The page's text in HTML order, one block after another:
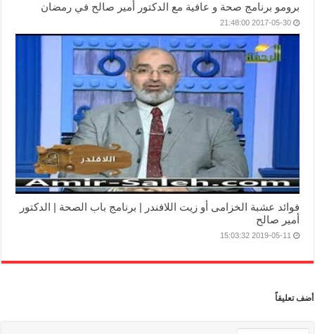
برومو برنامج صحة و عافية مع الدكتور أمير صالح في رمضان
2017-05-30 21:48:00
فوائد عشبة الخزامى أو زيت اللافندر | برنامج باب الصحة | الدكتور
أمير صالح
2019-05-11 15:03:32
أضف تعليقاً